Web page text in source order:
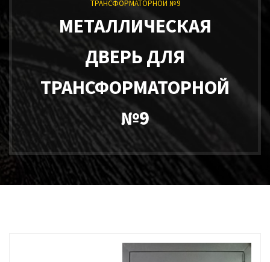
ТРАНСФОРМАТОРНОЙ №9
МЕТАЛЛИЧЕСКАЯ
ДВЕРЬ ДЛЯ
ТРАНСФОРМАТОРНОЙ
№9